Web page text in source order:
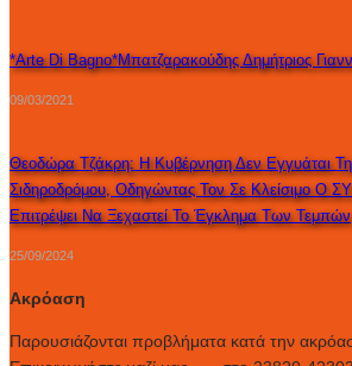
*Arte Di Bagno*Μπατζαρακούδης Δημήτριος
09/03/2021
Θεοδώρα Τζάκρη: Η Κυβέρνηση Δεν Εγγυάται
Σιδηροδρόμου, Οδηγώντας Τον Σε Κλείσιμο Ο
Επιτρέψει Να Ξεχαστεί Το Έγκλημα Των Τεμπών
25/09/2024
Ακρόαση
Παρουσιάζονται προβλήματα κατά την